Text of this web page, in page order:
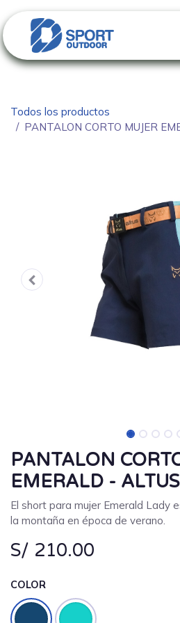
Todos los productos
PANTALON CORTO MUJER
PANTALON
EMERALD - ALTUS
El short para mujer Emerald Lady
la montaña en época de verano.
S/ 210.00
COLOR